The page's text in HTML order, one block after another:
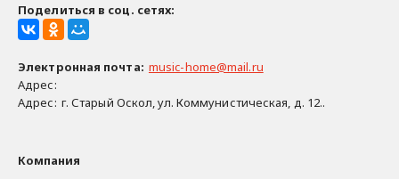
Поделиться в соц. сетях:
Электронная почта: music-home@mail.ru
Адрес:
Адрес: г. Старый Оскол, ул. Коммунистическая, д. 12..
Компания